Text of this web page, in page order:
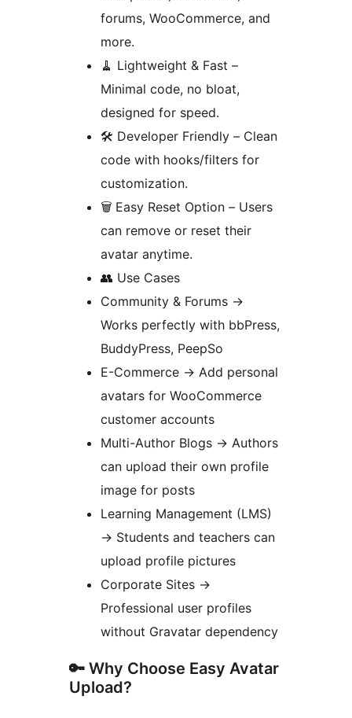
forums, WooCommerce, and
more.
🧹 Lightweight & Fast –
Minimal code, no bloat,
designed for speed.
🛠️ Developer Friendly – Clean
code with hooks/filters for
customization.
🗑️ Easy Reset Option – Users
can remove or reset their
avatar anytime.
👥 Use Cases
Community & Forums →
Works perfectly with bbPress,
BuddyPress, PeepSo
E-Commerce → Add personal
avatars for WooCommerce
customer accounts
Multi-Author Blogs → Authors
can upload their own profile
image for posts
Learning Management (LMS)
→ Students and teachers can
upload profile pictures
Corporate Sites →
Professional user profiles
without Gravatar dependency
🔑 Why Choose Easy Avatar
Upload?